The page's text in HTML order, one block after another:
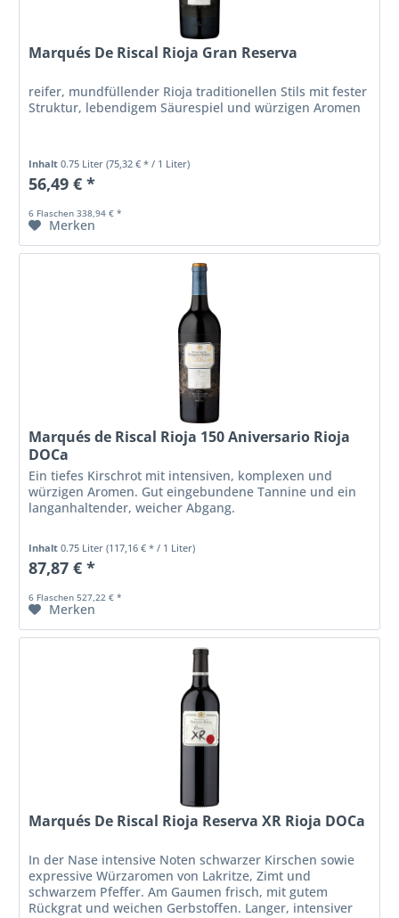
Marqués De Riscal Rioja Gran Reserva
reifer, mundfüllender Rioja traditionellen Stils mit fester
Struktur, lebendigem Säurespiel und würzigen Aromen
Inhalt0.75 Liter(75,32 € * / 1 Liter)
56,49 € *
6 Flaschen 338,94 € *
Merken
Marqués de Riscal Rioja 150 Aniversario Rioja
DOCa
Ein tiefes Kirschrot mit intensiven, komplexen und
würzigen Aromen. Gut eingebundene Tannine und ein
langanhaltender, weicher Abgang.
Inhalt0.75 Liter(117,16 € * / 1 Liter)
87,87 € *
6 Flaschen 527,22 € *
Merken
Marqués De Riscal Rioja Reserva XR Rioja DOCa
In der Nase intensive Noten schwarzer Kirschen sowie
expressive Würzaromen von Lakritze, Zimt und
schwarzem Pfeffer. Am Gaumen frisch, mit gutem
Rückgrat und weichen Gerbstoffen. Langer, intensiver